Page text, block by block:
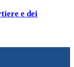
e dei